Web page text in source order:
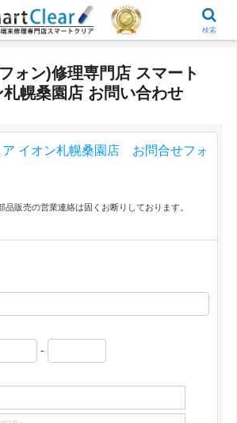
ォン)修理専門店 スマート
幌桑園店 お問い合わせ
検索